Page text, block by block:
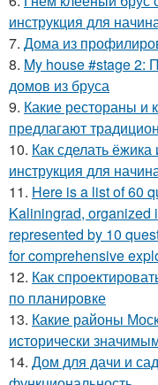
инструкция для
7. Дома из
8. My house #stage 2:
домов из бруса
9. Какие рестораны и
предлагают
10. Как сделать
инструкция для
11. Here is a list of 60
Kaliningrad, organized
represented by 10
for comprehensive
12. Как
по планировке
13. Какие районы
исторически
14. Дом для дачи и